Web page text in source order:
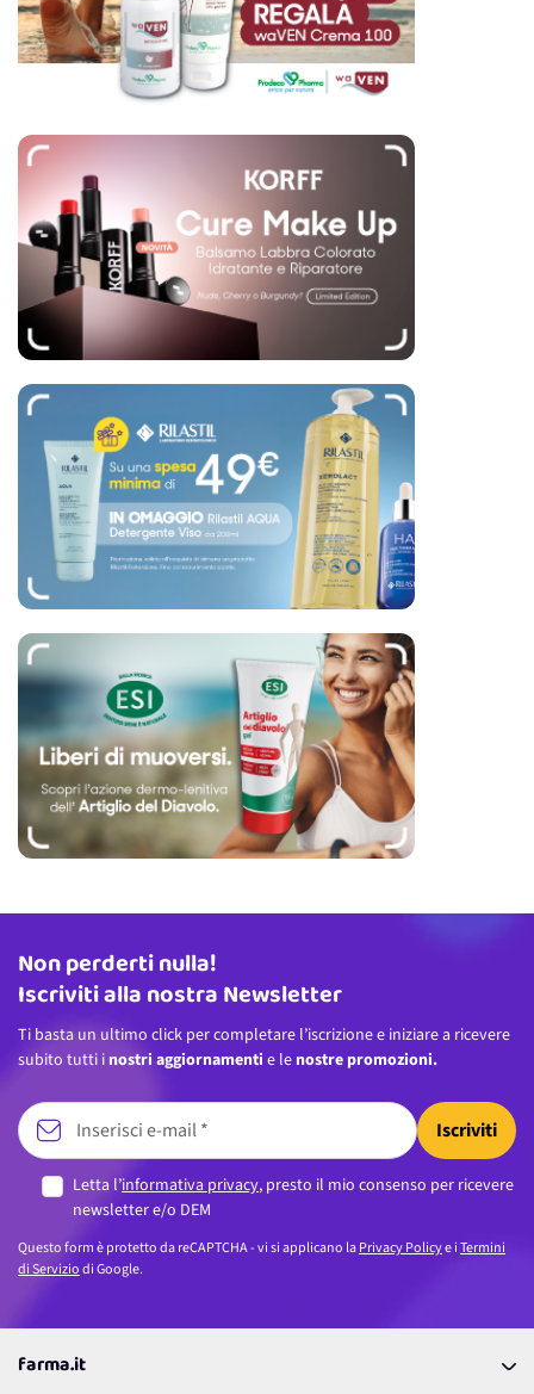
Indirizzo email
Non perderti nulla!
Iscriviti alla nostra Newsletter
Ti basta un ultimo click per completare l’iscrizione e iniziare a ricevere
subito tutti i nostri aggiornamenti e le nostre promozioni.
Iscriviti
Letta l’informativa privacy, presto il mio consenso per ricevere
newsletter e/o DEM
Questo form è protetto da reCAPTCHA - vi si applicano laPrivacy Policye iTermini
di Serviziodi Google.
farma.it